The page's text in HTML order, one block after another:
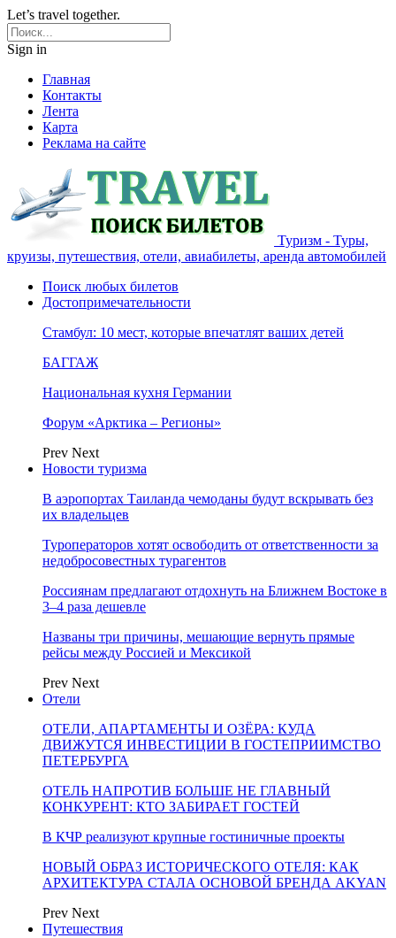
Let’s travel together.
Sign in
Главная
Контакты
Лента
Карта
Реклама на сайте
Туризм - Туры,
круизы, путешествия, отели, авиабилеты, аренда автомобилей
Поиск любых билетов
Достопримечательности
Стамбул: 10 мест, которые впечатлят ваших детей
БАГГАЖ
Национальная кухня Германии
Форум «Арктика – Регионы»
Prev Next
Новости туризма
В аэропортах Таиланда чемоданы будут вскрывать без
их владельцев
Туроператоров хотят освободить от ответственности за
недобросовестных турагентов
Россиянам предлагают отдохнуть на Ближнем Востоке в
3–4 раза дешевле
Названы три причины, мешающие вернуть прямые
рейсы между Россией и Мексикой
Prev Next
Отели
ОТЕЛИ, АПАРТАМЕНТЫ И ОЗЁРА: КУДА
ДВИЖУТСЯ ИНВЕСТИЦИИ В ГОСТЕПРИИМСТВО
ПЕТЕРБУРГА
ОТЕЛЬ НАПРОТИВ БОЛЬШЕ НЕ ГЛАВНЫЙ
КОНКУРЕНТ: КТО ЗАБИРАЕТ ГОСТЕЙ
В КЧР реализуют крупные гостиничные проекты
НОВЫЙ ОБРАЗ ИСТОРИЧЕСКОГО ОТЕЛЯ: КАК
АРХИТЕКТУРА СТАЛА ОСНОВОЙ БРЕНДА AKYAN
Prev Next
Путешествия